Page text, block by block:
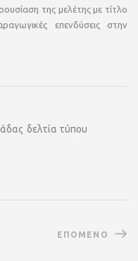
της μελέτης με τίτλο
επενδύσεις στην
δελτία τύπου
ΕΠΌΜΕΝΟ